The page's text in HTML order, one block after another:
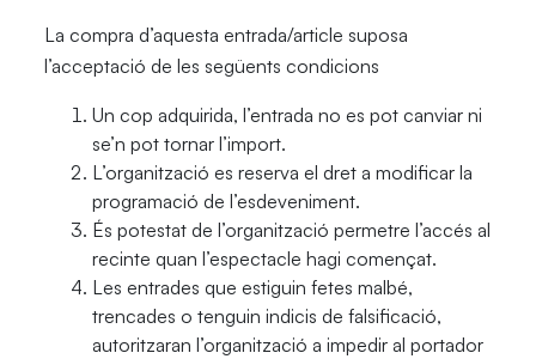
La compra d’aquesta entrada/article suposa
l’acceptació de les següents condicions
Un cop adquirida, l’entrada no es pot canviar ni
se’n pot tornar l’import.
L’organització es reserva el dret a modificar la
programació de l’esdeveniment.
És potestat de l’organització permetre l’accés al
recinte quan l’espectacle hagi començat.
Les entrades que estiguin fetes malbé,
trencades o tenguin indicis de falsificació,
autoritzaran l’organització a impedir al portador